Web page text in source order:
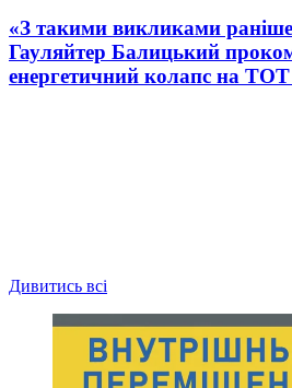
«З такими викликами
Гауляйтер Балицький
енергетичний колапс на ТОТ
Дивитись всі